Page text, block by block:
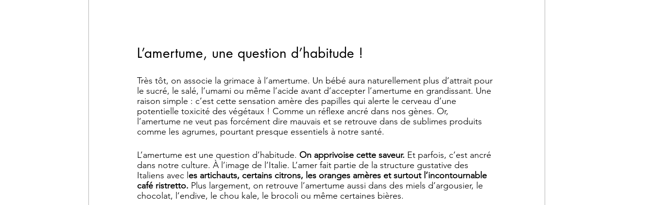
L’amertume, une question d’habitude !
Très tôt, on associe la grimace à l’amertume. Un bébé aura naturellement plus d’attrait pour
le sucré, le salé, l’umami ou même l’acide avant d’accepter l’amertume en grandissant. Une
raison simple : c’est cette sensation amère des papilles qui alerte le cerveau d’une
potentielle toxicité des végétaux ! Comme un réflexe ancré dans nos gènes. Or,
l’amertume ne veut pas forcément dire mauvais et se retrouve dans de sublimes produits
comme les agrumes, pourtant presque essentiels à notre santé.
L’amertume est une question d’habitude. On apprivoise cette saveur. Et parfois, c’est ancré
dans notre culture. À l’image de l’Italie. L’amer fait partie de la structure gustative des
Italiens avec les artichauts, certains citrons, les oranges amères et surtout l’incontournable
café ristretto. Plus largement, on retrouve l’amertume aussi dans des miels d’argousier, le
chocolat, l’endive, le chou kale, le brocoli ou même certaines bières.